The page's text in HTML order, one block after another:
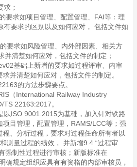
；
要求如项目管理、配置管理、FAI等：理
有要求的区别以及如何应对， 包括文件如
要求如风险管理、内外部因素、相关方
并清楚如何应对，包括文件的制定；
基础上新增的要求如过程评审、内审
并清楚如何应对，包括文件的制定。
的方法步骤要点。
（International Railway Industry
22163:2017。
以ISO 9001:2015为基础，加入针对铁路
目管理，配置管理，RAMS/LCC等；强
、分析过程，要求对过程任命所有者以
测量过程的绩效， 并新增9.4 “过程审
强制性过程进行审核；新版标准在
确规定组织应具有有资格的内部审核员，